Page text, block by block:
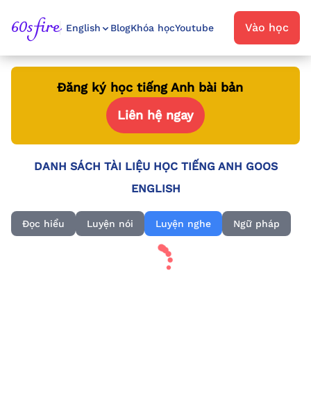
60sfire English BlogKhóa họcYoutube Vào học
Đăng ký học tiếng Anh bài bản
Liên hệ ngay
DANH SÁCH TÀI LIỆU HỌC TIẾNG ANH GOOS
ENGLISH
Đọc hiểu Luyện nói Luyện nghe Ngữ pháp